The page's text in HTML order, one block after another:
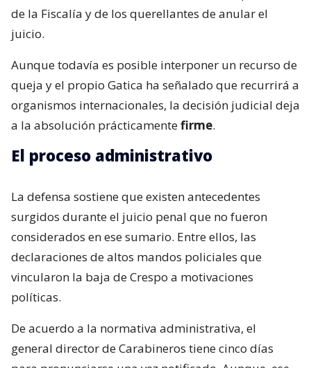
de la Fiscalía y de los querellantes de anular el
juicio.
Aunque todavía es posible interponer un recurso de
queja y el propio Gatica ha señalado que recurrirá a
organismos internacionales, la decisión judicial deja
a la absolución prácticamentefirme.
El proceso administrativo
La defensa sostiene que existen antecedentes
surgidos durante el juicio penal que no fueron
considerados en ese sumario. Entre ellos, las
declaraciones de altos mandos policiales que
vincularon la baja de Crespo a motivaciones
políticas.
De acuerdo a la normativa administrativa, el
general director de Carabineros tiene cinco días